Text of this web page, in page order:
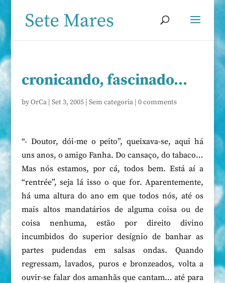
cronicando, fascinado…
byOrCa| Set 3, 2005| Sem categoria| 0 comments
“- Doutor, dói-me o peito”, queixava-se, aqui há
uns anos, o amigo Fanha. Do cansaço, do tabaco…
Mas nós estamos, por cá, todos bem. Está aí a
“rentrée”, seja lá isso o que for. Aparentemente,
há uma altura do ano em que todos nós, até os
mais altos mandatários de alguma coisa ou de
coisa nenhuma, estão por direito divino
incumbidos do superior desígnio de banhar as
partes pudendas em salsas ondas. Quando
regressam, lavados, puros e bronzeados, volta a
ouvir-se falar dos amanhãs que cantam… até para